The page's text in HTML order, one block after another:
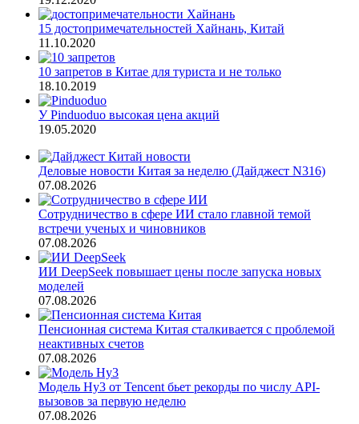
15 достопримечательностей Хайнань, Китай
11.10.2020
10 запретов в Китае для туриста и не только
18.10.2019
У Pinduoduo высокая цена акций
19.05.2020
Деловые новости Китая за неделю (Дайджест N316)
07.08.2026
Сотрудничество в сфере ИИ стало главной темой
встречи ученых и чиновников
07.08.2026
ИИ DeepSeek повышает цены после запуска новых
моделей
07.08.2026
Пенсионная система Китая сталкивается с проблемой
неактивных счетов
07.08.2026
Модель Hy3 от Tencent бьет рекорды по числу API-
вызовов за первую неделю
07.08.2026